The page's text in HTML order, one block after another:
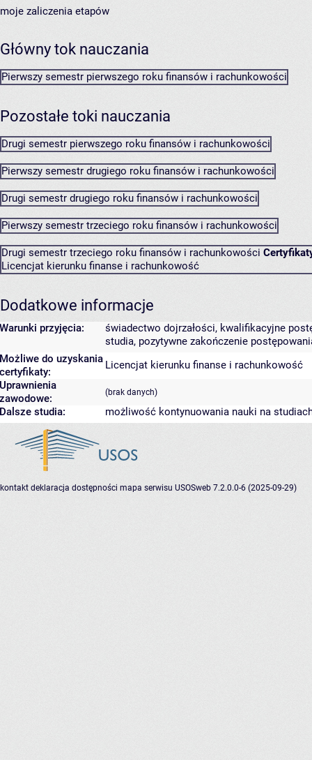
moje zaliczenia etapów
Główny tok nauczania
Pierwszy semestr pierwszego roku finansów i rachunkowości
Pozostałe toki nauczania
Drugi semestr pierwszego roku finansów i rachunkowości
Pierwszy semestr drugiego roku finansów i rachunkowości
Drugi semestr drugiego roku finansów i rachunkowości
Pierwszy semestr trzeciego roku finansów i rachunkowości
Drugi semestr trzeciego roku finansów i rachunkowości
Licencjat kierunku finanse i rachunkowość
Dodatkowe informacje
Warunki przyjęcia:
świadectwo dojrzałości, kwalifikacyjne
studia, pozytywne zakończenie
Możliwe do uzyskania
certyfikaty:
Licencjat kierunku finanse i rachunkowość
Uprawnienia
zawodowe:
(brak danych)
Dalsze studia: możliwość kontynuowania nauki na
kontakt deklaracja dostępności mapa serwisu USOSweb 7.2.0.0-6 (2025-09-29)